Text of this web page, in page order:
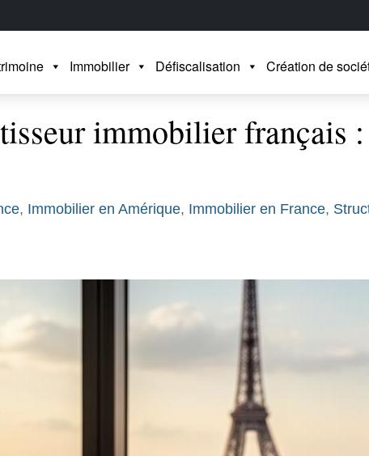
Immobilier Défiscalisation Création de
immobilier français :
, Immobilier en Amérique, Immobilier en France,